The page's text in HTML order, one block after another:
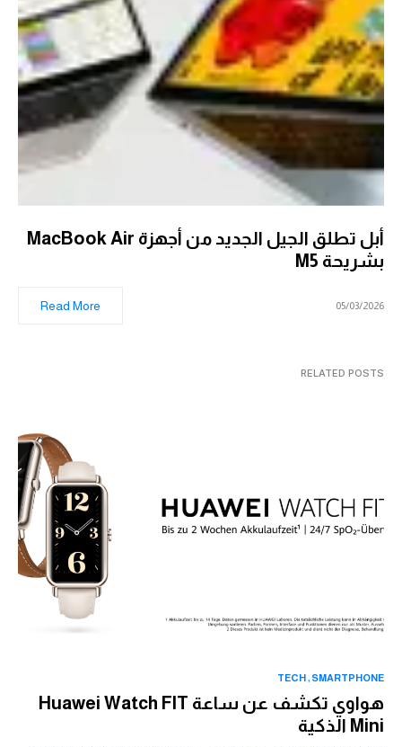
أبل تطلق الجيل الجديد من أجهزة MacBook Air
بشريحة M5
05/03/2026
Read More
RELATED POSTS
SMARTPHONE
TECH
هواوي تكشف عن ساعة Huawei Watch FIT
Mini الذكية